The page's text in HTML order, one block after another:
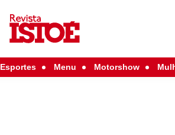
Esportes Menu Motorshow